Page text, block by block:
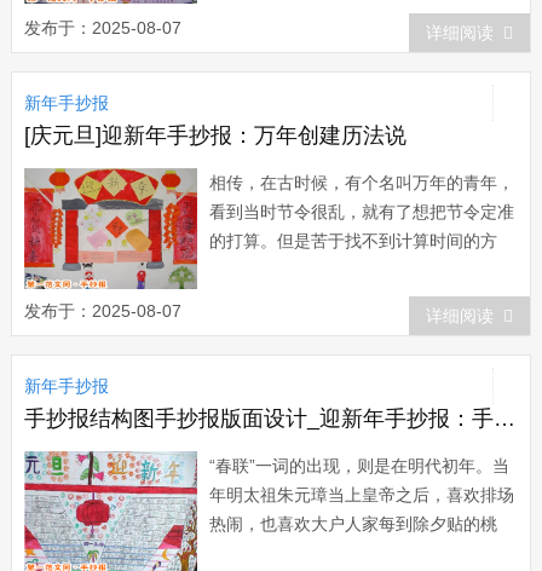
仗”、“鞭炮”。其起源很早，至今已有两千
发布于：2025-08-07 详细阅读
新年手抄报
[庆元旦]迎新年手抄报：万年创建历法说
相传，在古时候，有个名叫万年的青年，
看到当时节令很乱，就有了想把节令定准
的打算。但是苦于找不到计算时间的方
休息，树影的移动启发了他，他设计了一
个测日影计天时的晷仪，测定一天的时
间，后来，山崖上的滴泉启发了他的灵
感，他又动手做了一个五层漏壶，来计算
时间。天长日久...
发布于：2025-08-07 详细阅读
新年手抄报
手抄报结构图手抄报版面设计_迎新年手抄报：手抄报版面设计图
“春联”一词的出现，则是在明代初年。当
年明太祖朱元璋当上皇帝之后，喜欢排场
热闹，也喜欢大户人家每到除夕贴的桃